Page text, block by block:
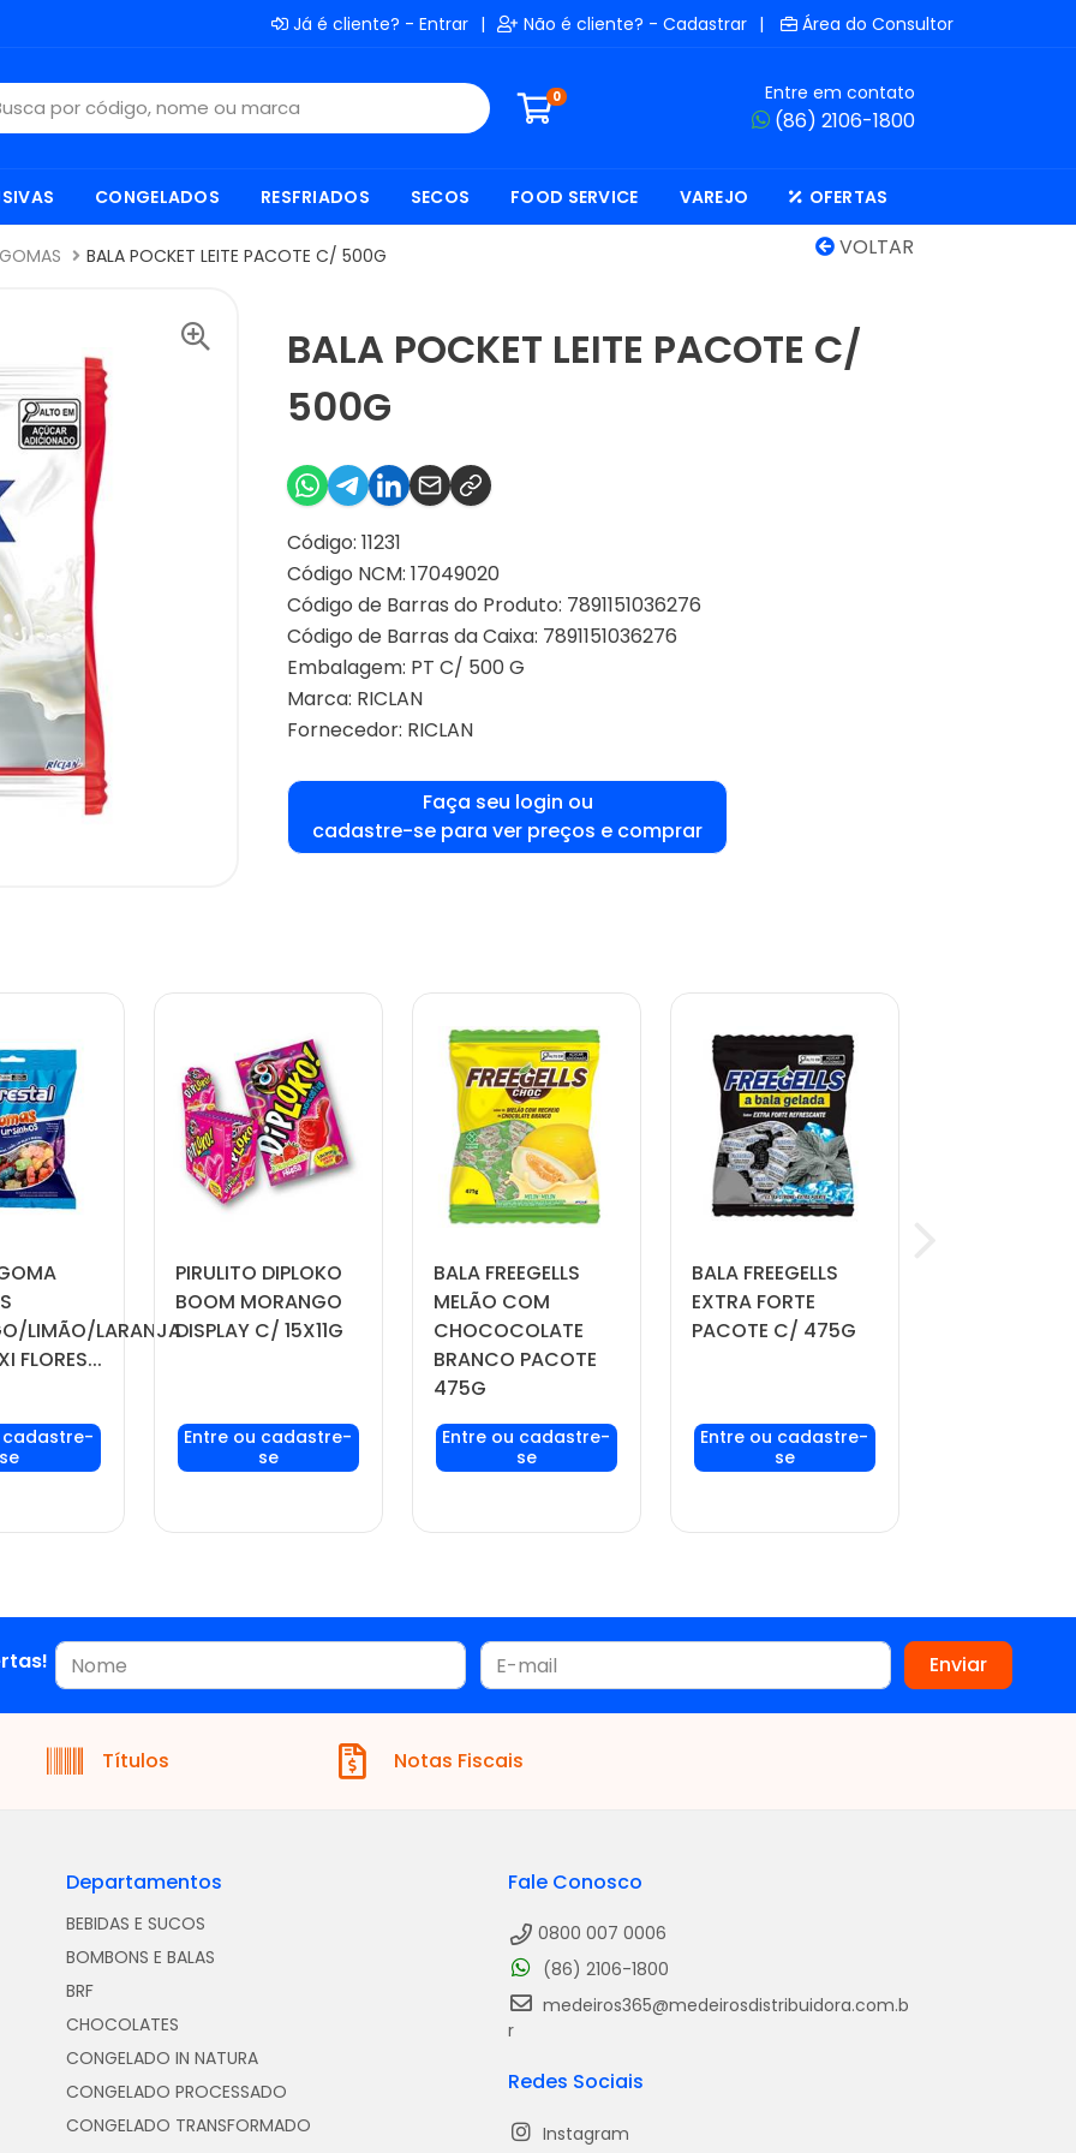
Já é cliente? - Entrar | Não é cliente? - Cadastrar | Área do Consultor
0 Entre em contato
(86) 2106-1800
CONGELADOS RESFRIADOS SECOS FOOD SERVICE VAREJO OFERTAS
VOLTAR
BALA POCKET LEITE PACOTE C/ 500G
BALA POCKET LEITE PACOTE C/
500G
Código: 11231
Código NCM: 17049020
Código de Barras do Produto: 7891151036276
Código de Barras da Caixa: 7891151036276
Embalagem: PT C/ 500 G
Marca: RICLAN
Fornecedor: RICLAN
Faça seu login ou
cadastre-se para ver preços e comprar
LIMÃO/LARANJA
FLORES...
login
ou
se
PIRULITO DIPLOKO
BOOM MORANGO
DISPLAY C/ 15X11G
Faça seu login
ou
cadastre-se
BALA FREEGELLS
MELÃO COM
CHOCOCOLATE
BRANCO PACOTE
475G
Faça seu login
ou
cadastre-se
BALA FREEGELLS
EXTRA FORTE
PACOTE C/ 475G
Faça seu login
ou
cadastre-se
Títulos Notas Fiscais
Departamentos
BEBIDAS E SUCOS
BOMBONS E BALAS
BRF
CHOCOLATES
CONGELADO IN NATURA
CONGELADO PROCESSADO
CONGELADO TRANSFORMADO
Fale Conosco
0800 007 0006
(86) 2106-1800
medeiros365@medeirosdistribuidora.com.b
r
Redes Sociais
Instagram